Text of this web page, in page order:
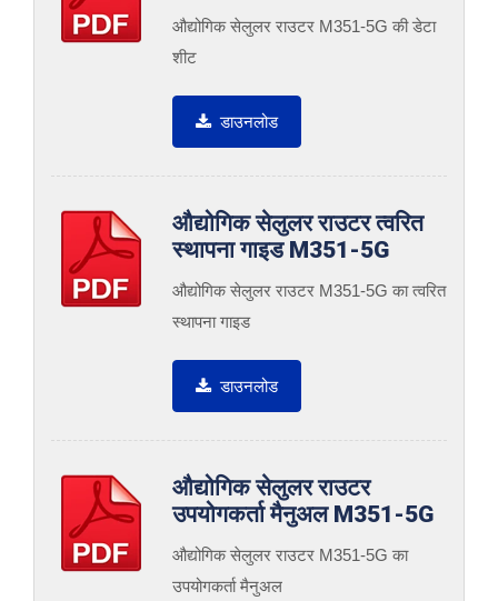
औद्योगिक सेलुलर राउटर M351-5G की डेटा
शीट
डाउनलोड
औद्योगिक सेलुलर राउटर त्वरित
स्थापना गाइड M351-5G
औद्योगिक सेलुलर राउटर M351-5G का त्वरित
स्थापना गाइड
डाउनलोड
औद्योगिक सेलुलर राउटर
उपयोगकर्ता मैनुअल M351-5G
औद्योगिक सेलुलर राउटर M351-5G का
उपयोगकर्ता मैनुअल